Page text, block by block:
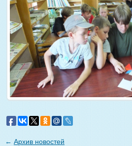
← Архив новостей